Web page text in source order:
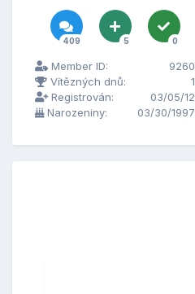
409 5 0
Member ID:
9260
Vítězných dnů:
1
Registrován:
03/05/12
Narozeniny:
03/30/1997